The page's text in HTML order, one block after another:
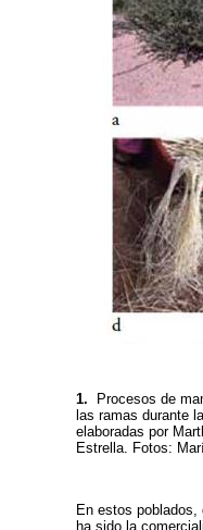
1. Procesos de
las ramas durante
elaboradas por
Estrella. Fotos:
En estos poblados,
ha sido la